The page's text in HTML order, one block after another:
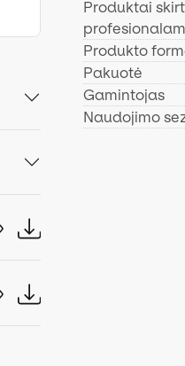
Produktai
Produkto
Pakuotė
Gamintojas
Naudojimo